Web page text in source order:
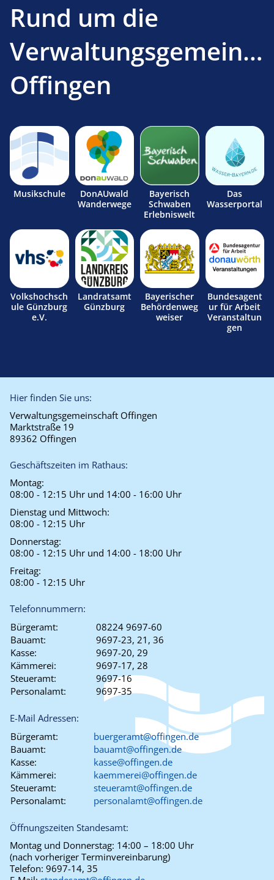
Rund um die
Offingen
Musikschule
DonAUwald
Wanderwege
Bayerisch
Schwaben
Erlebniswelt
Das
Wasserportal
Volkshochsch
ule Günzburg
e.V.
Landratsamt
Günzburg
Bayerischer
Behördenweg
weiser
Bundesagent
ur für Arbeit
Veranstaltun
gen
Hier finden Sie uns:
Verwaltungsgemeinschaft Offingen
Marktstraße 19
89362 Offingen
Geschäftszeiten im Rathaus:
Montag:
08:00 - 12:15 Uhr und 14:00 - 16:00 Uhr
Dienstag und Mittwoch:
08:00 - 12:15 Uhr
Donnerstag:
08:00 - 12:15 Uhr und 14:00 - 18:00 Uhr
Freitag:
08:00 - 12:15 Uhr
Telefonnummern:
Bürgeramt:
08224 9697-60
Bauamt:
9697-23, 21, 36
Kasse:
9697-20, 29
Kämmerei:
9697-17, 28
Steueramt:
9697-16
Personalamt:
9697-35
E-Mail Adressen:
Bürgeramt:
buergeramt@offingen.de
Bauamt:
bauamt@offingen.de
Kasse:
kasse@offingen.de
Kämmerei:
kaemmerei@offingen.de
Steueramt:
steueramt@offingen.de
Personalamt:
personalamt@offingen.de
Öffnungszeiten Standesamt:
Montag und Donnerstag: 14:00 – 18:00 Uhr
(nach vorheriger Terminvereinbarung)
Telefon: 9697-14, 35